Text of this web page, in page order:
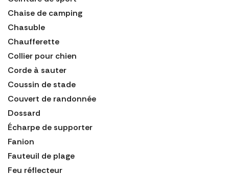
Chaise de camping
Chasuble
Chaufferette
Collier pour chien
Corde à sauter
Coussin de stade
Couvert de randonnée
Dossard
Écharpe de supporter
Fanion
Fauteuil de plage
Feu réflecteur